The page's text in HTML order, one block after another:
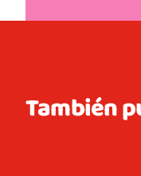
También